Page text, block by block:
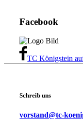
Facebook
TC Königstein
Schreib uns
vorstand@tc-